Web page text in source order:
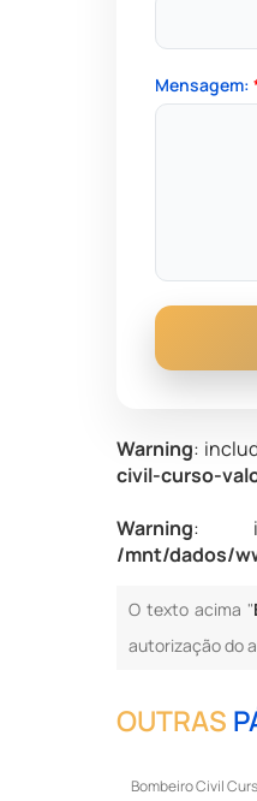
Mensagem:
Warning:
civil-curso-
Warning:
/mnt/dados/
O texto acima "
autorização do
OUTRAS
Bombeiro Civil